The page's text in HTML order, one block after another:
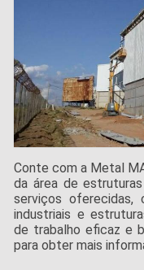
Conte com a Metal
da área de
serviços oferecidas,
industriais e
de trabalho eficaz e
para obter mais